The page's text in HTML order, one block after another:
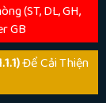
(ST, DL, GH,
GB
Để Cải Thiện